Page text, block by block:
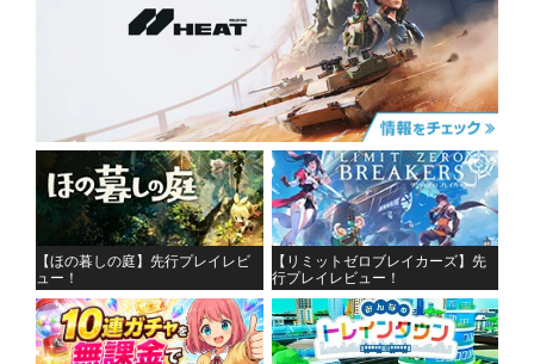
【ほの暮しの庭】先行プレイレビ
ュー！
【リミットゼロブレイカーズ】先
行プレイレビュー！